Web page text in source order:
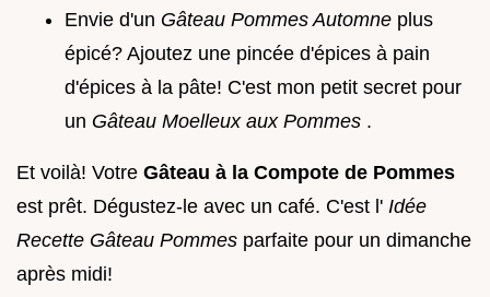
Envie d'un Gâteau Pommes Automne plus
épicé? Ajoutez une pincée d'épices à pain
d'épices à la pâte! C'est mon petit secret pour
un Gâteau Moelleux aux Pommes .
Et voilà! Votre Gâteau à la Compote de Pommes
est prêt. Dégustez-le avec un café. C'est l' Idée
Recette Gâteau Pommes parfaite pour un dimanche
après midi!